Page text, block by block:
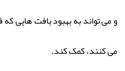
و می تواند به بهبود بافت هایی
می کنند، کمک کند.